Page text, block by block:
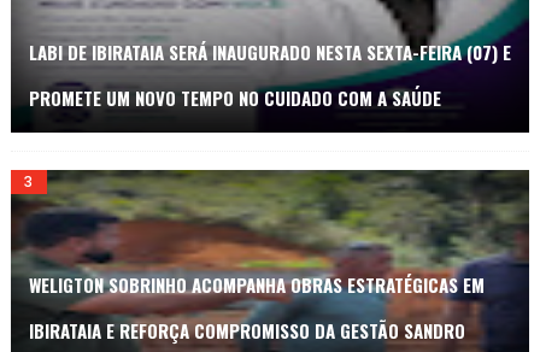
LABI DE IBIRATAIA SERÁ INAUGURADO NESTA SEXTA-FEIRA (07) E
PROMETE UM NOVO TEMPO NO CUIDADO COM A SAÚDE
WELIGTON SOBRINHO ACOMPANHA OBRAS ESTRATÉGICAS EM
IBIRATAIA E REFORÇA COMPROMISSO DA GESTÃO SANDRO